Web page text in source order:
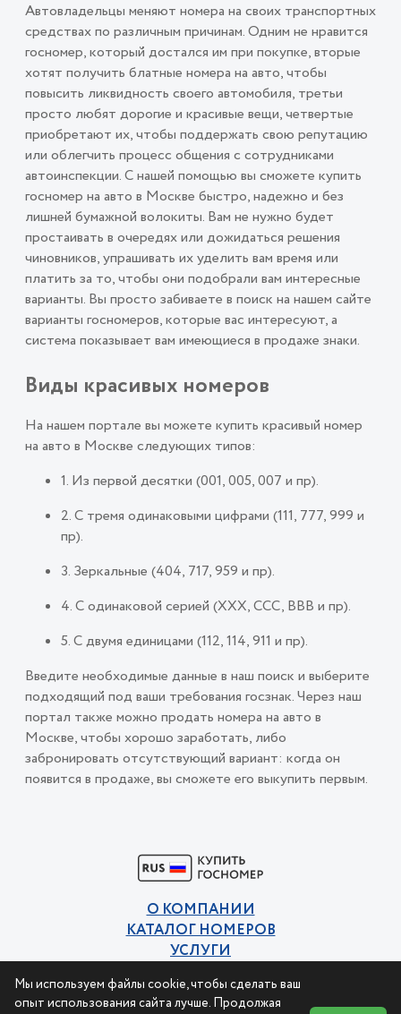
Автовладельцы меняют номера на своих транспортных
средствах по различным причинам. Одним не нравится
госномер, который достался им при покупке, вторые
хотят получить блатные номера на авто, чтобы
повысить ликвидность своего автомобиля, третьи
просто любят дорогие и красивые вещи, четвертые
приобретают их, чтобы поддержать свою репутацию
или облегчить процесс общения с сотрудниками
автоинспекции. С нашей помощью вы сможете купить
госномер на авто в Москве быстро, надежно и без
лишней бумажной волокиты. Вам не нужно будет
простаивать в очередях или дожидаться решения
чиновников, упрашивать их уделить вам время или
платить за то, чтобы они подобрали вам интересные
варианты. Вы просто забиваете в поиск на нашем сайте
варианты госномеров, которые вас интересуют, а
система показывает вам имеющиеся в продаже знаки.
Виды красивых номеров
На нашем портале вы можете купить красивый номер
на авто в Москве следующих типов:
1. Из первой десятки (001, 005, 007 и пр).
2. С тремя одинаковыми цифрами (111, 777, 999 и
пр).
3. Зеркальные (404, 717, 959 и пр).
4. С одинаковой серией (ХХХ, ССС, ВВВ и пр).
5. С двумя единицами (112, 114, 911 и пр).
Введите необходимые данные в наш поиск и выберите
подходящий под ваши требования госзнак. Через наш
портал также можно продать номера на авто в
Москве, чтобы хорошо заработать, либо
забронировать отсутствующий вариант: когда он
появится в продаже, вы сможете его выкупить первым.
Мы используем файлы cookie, чтобы сделать ваш
опыт использования сайта лучше. Продолжая
О КОМПАНИИ
КАТАЛОГ НОМЕРОВ
УСЛУГИ
Политика конфиденциальности